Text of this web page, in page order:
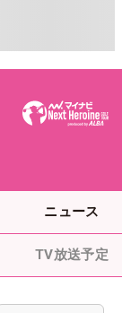
ニュース
TV放送予定